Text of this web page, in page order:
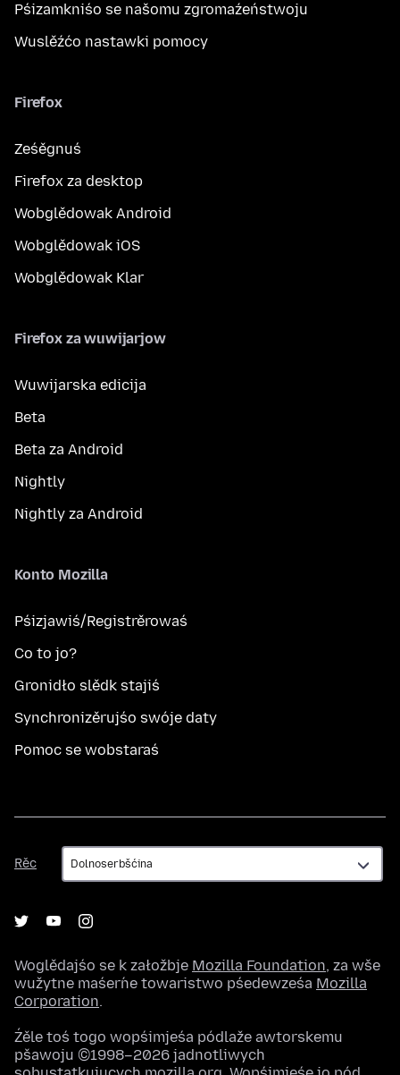
Pśizamkniśo se našomu zgromaźeństwoju
Wuslěźćo nastawki pomocy
Firefox
Ześěgnuś
Firefox za desktop
Wobglědowak Android
Wobglědowak iOS
Wobglědowak Klar
Firefox za wuwijarjow
Wuwijarska edicija
Beta
Beta za Android
Nightly
Nightly za Android
Konto Mozilla
Pśizjawiś/Registrěrowaś
Co to jo?
Gronidło slědk stajiś
Synchronizěrujśo swóje daty
Pomoc se wobstaraś
Rěc
Rěc
Woglědajśo se k załožbje Mozilla Foundation, za wše
wužytne maśeŕne towaristwo pśedewześa Mozilla
Corporation.
Źěle toś togo wopśimjeśa pódlaže awtorskemu
pšawoju ©1998–2026 jadnotliwych